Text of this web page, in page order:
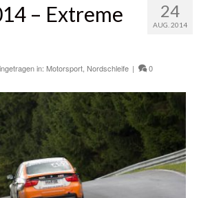
24
AUG. 2014
– Extreme
in: Motorsport Nordschleife | 0